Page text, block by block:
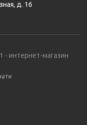
д. 16
- интернет-магазин